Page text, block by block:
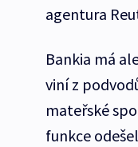
agentura
Bankia má
viní z
mateřské
funkce